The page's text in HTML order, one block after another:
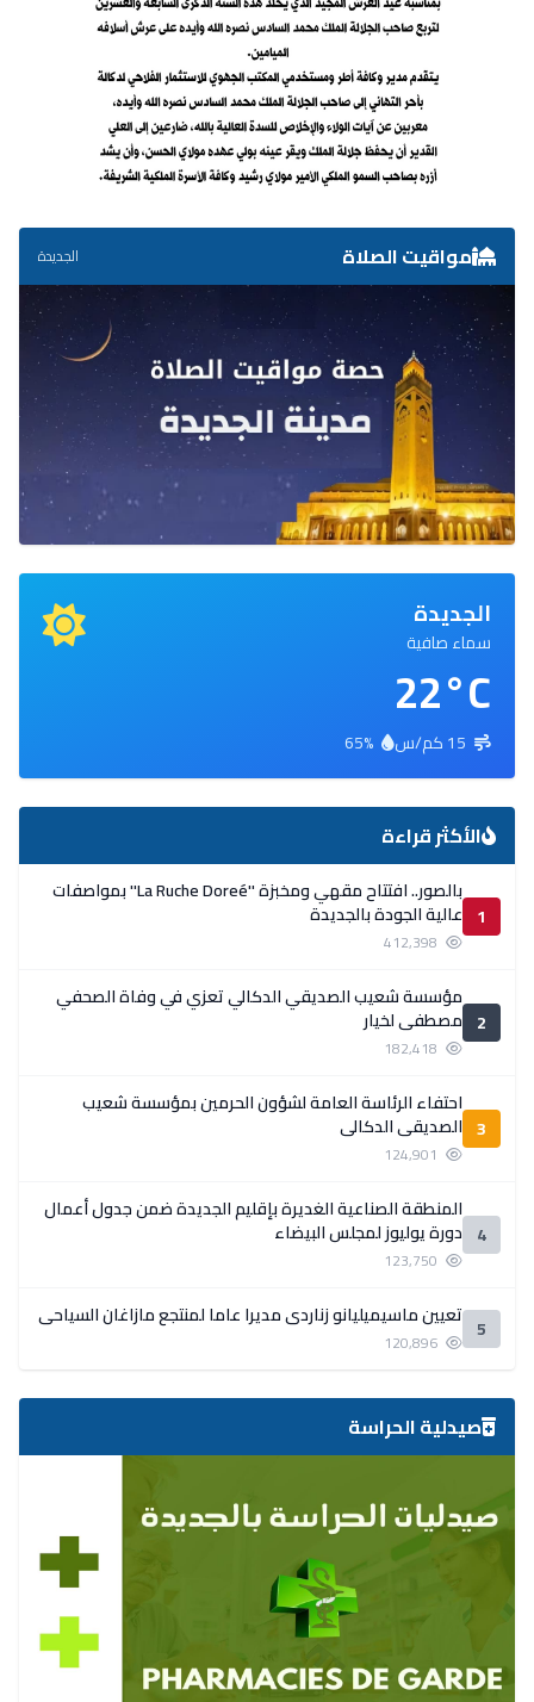
مواقيت الصلاة الجديدة
الجديدة
سماء صافية
22°C
الأكثر قراءة
1
بالصور.. افتتاح مقهي ومخبزة ''La Ruche Doreé'' بمواصفات
عالية الجودة بالجديدة
2
مؤسسة شعيب الصديقي الدكالي تعزي في وفاة الصحفي
مصطفى لخيار
3
احتفاء الرئاسة العامة لشؤون الحرمين بمؤسسة شعيب
الصديقي الدكالي
4
المنطقة الصناعية الغديرة بإقليم الجديدة ضمن جدول أعمال
دورة يوليوز لمجلس البيضاء
5 تعيين ماسيميليانو زناردي مديرا عاما لمنتجع مازاغان السياحي
صيدلية الحراسة